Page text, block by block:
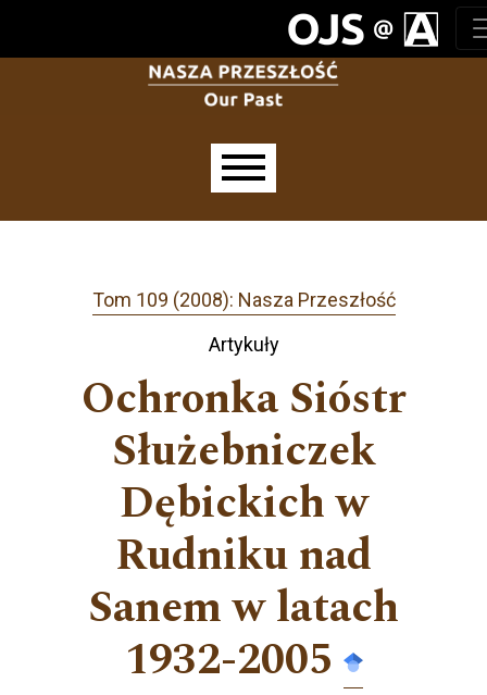
Tom 109 (2008): Nasza Przeszłość
Artykuły
Ochronka Sióstr
Służebniczek
Dębickich w
Rudniku nad
Sanem w latach
1932-2005